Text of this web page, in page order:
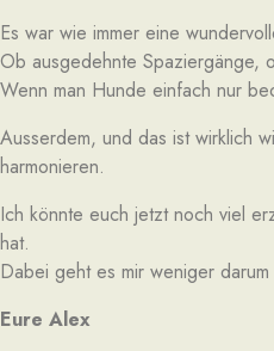
Es war wie immer eine
Ob ausgedehnte Spaziergänge,
Wenn man Hunde einfach nur
Ausserdem, und das ist wirklich
harmonieren.
Ich könnte euch jetzt noch viel
hat.
Dabei geht es mir weniger
Eure Alex